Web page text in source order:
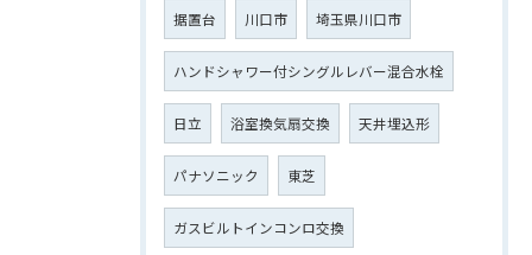
据置台 川口市 埼玉県川口市
ハンドシャワー付シングルレバー混合水栓
日立 浴室換気扇交換 天井埋込形
パナソニック 東芝
ガスビルトインコンロ交換